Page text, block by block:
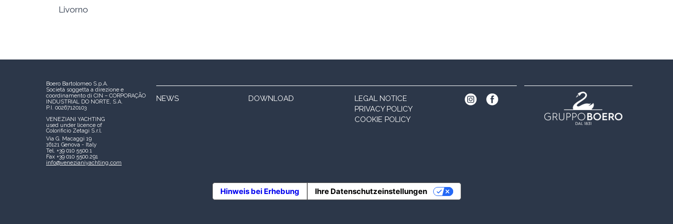
Livorno
Boero Bartolomeo S.p.A.
Società soggetta a direzione e
coordinamento di CIN – CORPORAÇÃO
INDUSTRIAL DO NORTE, S.A.
P.I. 00267120103
VENEZIANI YACHTING
used under licence of
Colorificio Zetagi S.r.l.
Via G. Macaggi 19
16121 Genova - Italy
Tel. +39 010 5500.1
Fax +39 010 5500.291
info@venezianiyachting.com
NEWS DOWNLOAD
LEGAL NOTICE
PRIVACY POLICY
COOKIE POLICY
Hinweis bei Erhebung Ihre Datenschutzeinstellungen